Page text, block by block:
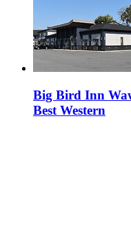
Big Bird Inn
Best Western